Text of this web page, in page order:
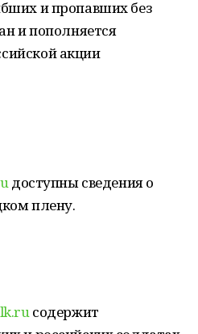
и пропавших без
и пополняется
акции
доступны сведения о
плену.
содержит